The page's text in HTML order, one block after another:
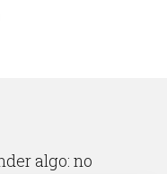
algo: no